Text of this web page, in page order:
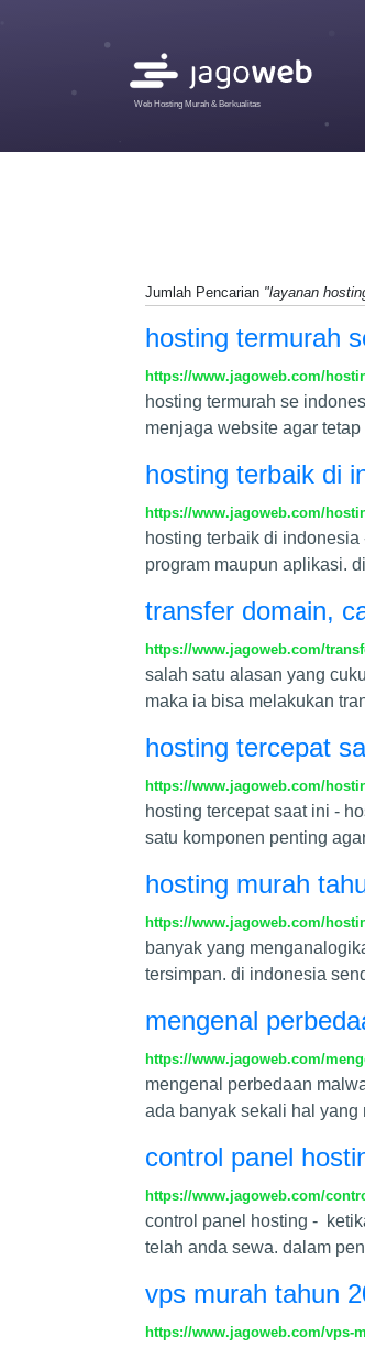
Web Hosting Murah & Berkualitas
Jumlah Pencarian "layanan
hosting termurah
https://www.jagoweb.com/
hosting termurah se
menjaga website agar
hosting terbaik di
https://www.jagoweb.com/
hosting terbaik di indonesia
program maupun aplikasi.
transfer domain,
https://www.jagoweb.com/
salah satu alasan yang
maka ia bisa melakukan
hosting tercepat
https://www.jagoweb.com/
hosting tercepat saat ini -
satu komponen penting
hosting murah
https://www.jagoweb.com/
banyak yang
tersimpan. di indonesia
mengenal
https://www.jagoweb.com/
mengenal perbedaan
ada banyak sekali hal yang
control panel
https://www.jagoweb.com/
control panel hosting -
telah anda sewa. dalam
vps murah tahun
https://www.jagoweb.com/vps-